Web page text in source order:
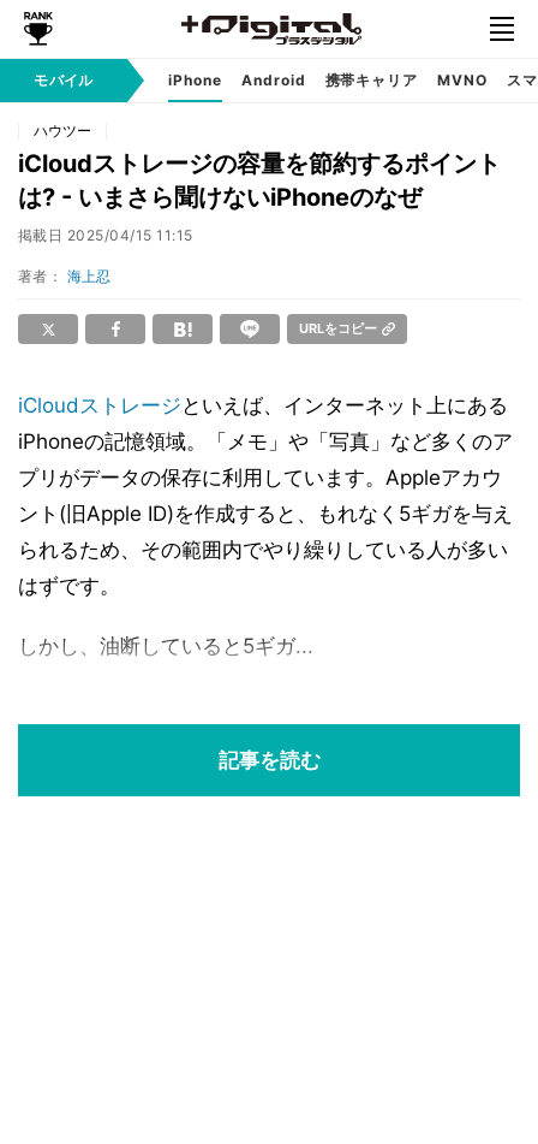
モバイル iPhone Android 携帯キャリア MVNO ス
ハウツー
iCloudストレージの容量を節約するポイント
は? - いまさら聞けないiPhoneのなぜ
掲載日 2025/04/15 11:15
著者： 海上忍
URLをコピー
iCloudストレージ といえば、インターネット上にある
iPhoneの記憶領域。「メモ」や「写真」など多くのア
プリがデータの保存に利用しています。Appleアカウ
ント(旧Apple ID)を作成すると、もれなく5ギガを与え
られるため、その範囲内でやり繰りしている人が多い
はずです。
しかし、油断していると5ギガ...
記事を読む